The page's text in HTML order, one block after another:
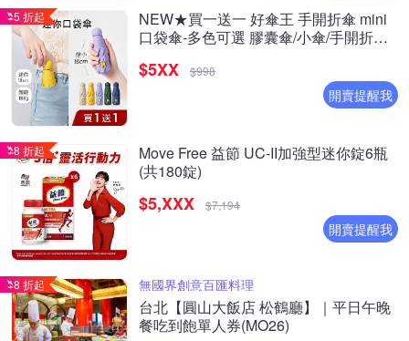
5 折起
NEW★買一送一 好傘王 手開折傘 mini
口袋傘-多色可選 膠囊傘/小傘/手開折傘/
你傘/防曬
$5XX $998
開賣提醒我
8 折起
Move Free 益節 UC-II加強型迷你錠6瓶
(共180錠)
$5,XXX $7,194
開賣提醒我
8 折起 無國界創意百匯料理
台北【圓山大飯店 松鶴廳】｜平日午晚
餐吃到飽單人券(MO26)